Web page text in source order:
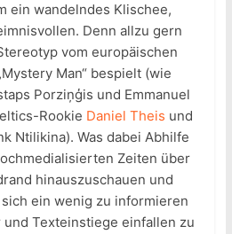
ein wandelndes Klischee,
Denn allzu gern
vom europäischen
Man“ bespielt (wie
Porziņģis und Emmanuel
Rookie Daniel Theis und
Ntilikina). Was dabei Abhilfe
Zeiten über
hinauszuschauen und
ein wenig zu informieren
und Texteinstiege einfallen zu